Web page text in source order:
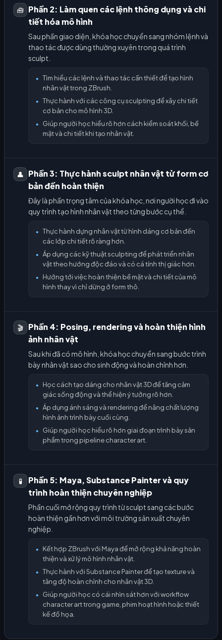
🧰 Phần 2: Làm quen các lệnh thông dụng và chi
tiết hóa mô hình
Sau phần giao diện, khóa học chuyển sang nhóm lệnh và
thao tác được dùng thường xuyên trong quá trình
sculpt.
●
Tìm hiểu các lệnh và thao tác cần thiết để tạo hình
nhân vật trong ZBrush.
●
Thực hành với các công cụ sculpting để xây chi tiết
cơ bản cho mô hình 3D.
●
Giúp người học hiểu rõ hơn cách kiểm soát khối, bề
mặt và chi tiết khi tạo nhân vật.
👤
Phần 3: Thực hành sculpt nhân vật từ form cơ
bản đến hoàn thiện
Đây là phần trọng tâm của khóa học, nơi người học đi vào
quy trình tạo hình nhân vật theo từng bước cụ thể.
●
Thực hành dựng nhân vật từ hình dáng cơ bản đến
các lớp chi tiết rõ ràng hơn.
●
Áp dụng các kỹ thuật sculpting để phát triển nhân
vật theo hướng độc đáo và có cá tính thị giác hơn.
●
Hướng tới việc hoàn thiện bề mặt và chi tiết của mô
hình thay vì chỉ dừng ở form thô.
🎬
Phần 4: Posing, rendering và hoàn thiện hình
ảnh nhân vật
Sau khi đã có mô hình, khóa học chuyển sang bước trình
bày nhân vật sao cho sinh động và hoàn chỉnh hơn.
●
Học cách tạo dáng cho nhân vật 3D để tăng cảm
giác sống động và thể hiện ý tưởng rõ hơn.
●
Áp dụng ánh sáng và rendering để nâng chất lượng
hình ảnh trình bày cuối cùng.
●
Giúp người học hiểu rõ hơn giai đoạn trình bày sản
phẩm trong pipeline character art.
🧪
Phần 5: Maya, Substance Painter và quy
trình hoàn thiện chuyên nghiệp
Phần cuối mở rộng quy trình từ sculpt sang các bước
hoàn thiện gần hơn với môi trường sản xuất chuyên
nghiệp.
●
Kết hợp ZBrush với Maya để mở rộng khả năng hoàn
thiện và xử lý mô hình nhân vật.
●
Thực hành với Substance Painter để tạo texture và
tăng độ hoàn chỉnh cho nhân vật 3D.
●
Giúp người học có cái nhìn sát hơn với workflow
character art trong game, phim hoạt hình hoặc thiết
kế đồ họa.